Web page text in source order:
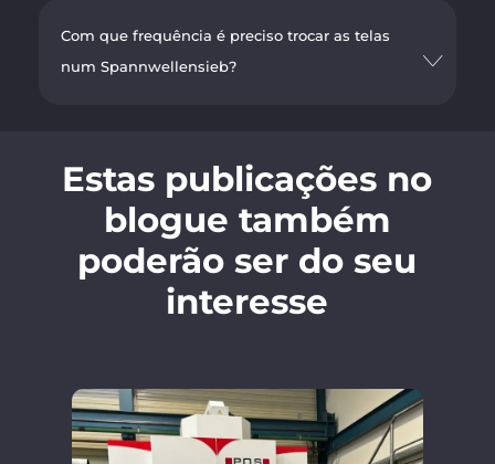
Com que frequência é preciso trocar as telas
num Spannwellensieb?
Estas publicações no
blogue também
poderão ser do seu
interesse